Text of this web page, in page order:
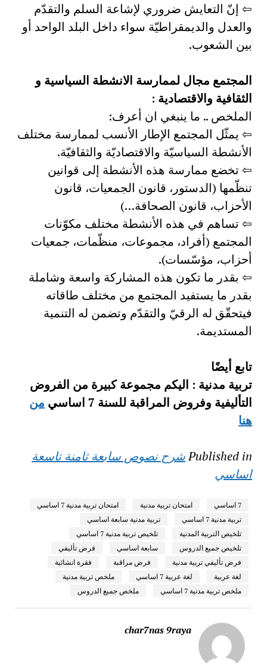
⇦ إنّ التعايش ضروري لإشاعة السلم والتقدّم
والعدل والديمقراطيّة سواء داخل البلد الواحد أو
بين الشعوب.
المجتمع مجال لممارسة الانشطة السياسية و
الثقافية والاقتصادية :
الملخص .. ما ينبغي ان أعرف:
⇦ يمثّل المجتمع الإطار الأنسب لممارسة مختلف
الأنشطة السياسيّة والاقتصاديّة والثقافيّة.
⇦ تخضع ممارسة هذه الأنشطة إلى قوانين
تنظّمها (الدستور، قانون الجمعيات، قانون
الأحزاب، قانون الصحافة…)
⇦ تساهم في هذه الأنشطة مختلف مكوّنات
المجتمع (أفراد، مجموعات، منظّمات، جمعيات
أحزاب، مؤسّسات).
⇦ بقدر ما تكون هذه المشاركة واسعة وشاملة
بقدر ما يستفيد المجتمع من مختلف طاقاته
فيتحقّق له الرقيّ والتقدّم وتضمن له التنمية
المستديمة.
تابع أيضًا
تربية مدنية : اليكم مجموعة كبيرة من الفروض
التأليفية وفروض المراقبة للسنة 7 اساسي
من
هنا
Published inشرح نصوص سابعة ثامنة تاسعة
اساسي
7 اساسي امتحان تربية مدنية
امتحان تربية مدنية 7 اساسي
تربية مدنية 7 اساسي
تربية مدنية سابعة اساسي
تلخيص التربية المدنية
تلخيص تربية مدنية 7 اساسي
تلخيص جميع الدروس
سابعة اساسي
فرض تأليفي
فرض تأليفي تربية مدنية
فرض مراقبة
فقرة انشائية
لغة عربية
لغة عربية 7 اساسي
ملخص تربية مدنية
ملخص تربية مدنية 7 اساسي
ملخص جميع الدروس
char7nas 9raya